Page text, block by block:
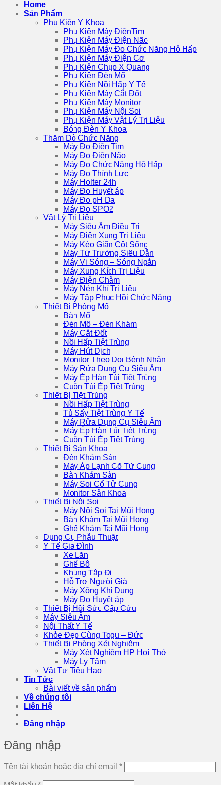
Home
Sản Phẩm
Phụ Kiện Y Khoa
Phụ Kiện Máy ĐiệnTim
Phụ Kiện Máy Điện Não
Phụ Kiện Máy Đo Chức Năng Hô Hấp
Phụ Kiện Máy Điện Cơ
Phụ Kiện Chụp X Quang
Phụ Kiện Đèn Mổ
Phụ Kiện Nồi Hấp Y Tế
Phụ Kiện Máy Cắt Đốt
Phụ Kiện Máy Monitor
Phụ Kiện Máy Nội Soi
Phụ Kiện Máy Vật Lý Trị Liệu
Bóng Đèn Y Khoa
Thăm Dò Chức Năng
Máy Đo Điện Tim
Máy Đo Điện Não
Máy Đo Chức Năng Hô Hấp
Máy Đo Thính Lực
Máy Holter 24h
Máy Đo Huyết áp
Máy Đo pH Da
Máy Đo SPO2
Vật Lý Trị Liệu
Máy Siêu Âm Điều Trị
Máy Điện Xung Trị Liệu
Máy Kéo Giãn Cột Sống
Máy Từ Trường Siêu Dẫn
Máy Vi Sóng – Sóng Ngắn
Máy Xung Kích Trị Liệu
Máy Điện Châm
Máy Nén Khí Trị Liệu
Máy Tập Phục Hồi Chức Năng
Thiết Bị Phòng Mổ
Bàn Mổ
Đèn Mổ – Đèn Khám
Máy Cắt Đốt
Nồi Hấp Tiệt Trùng
Máy Hút Dịch
Monitor Theo Dõi Bệnh Nhân
Máy Rửa Dụng Cụ Siêu Âm
Máy Ép Hàn Túi Tiệt Trùng
Cuộn Túi Ép Tiệt Trùng
Thiết Bị Tiệt Trùng
Nồi Hấp Tiệt Trùng
Tủ Sấy Tiệt Trùng Y Tế
Máy Rửa Dụng Cụ Siêu Âm
Máy Ép Hàn Túi Tiệt Trùng
Cuộn Túi Ép Tiệt Trùng
Thiết Bị Sản Khoa
Đèn Khám Sản
Máy Áp Lạnh Cổ Tử Cung
Bàn Khám Sản
Máy Soi Cổ Tử Cung
Monitor Sản Khoa
Thiết Bị Nội Soi
Máy Nội Soi Tai Mũi Họng
Bàn Khám Tai Mũi Họng
Ghế Khám Tai Mũi Họng
Dụng Cụ Phẫu Thuật
Y Tế Gia Đình
Xe Lăn
Ghế Bô
Khung Tập Đi
Hỗ Trợ Người Già
Máy Xông Khí Dung
Máy Đo Huyết áp
Thiết Bị Hồi Sức Cấp Cứu
Máy Siêu Âm
Nội Thất Y Tế
Khỏe Đẹp Cùng Togu – Đức
Thiết Bị Phòng Xét Nghiệm
Máy Xét Nghiệm HP Hơi Thở
Máy Ly Tâm
Vật Tư Tiêu Hao
Tin Tức
Bài viết về sản phẩm
Về chúng tôi
Liên Hệ
Đăng nhập
Đăng nhập
Tên tài khoản hoặc địa chỉ email *Bắt
buộc